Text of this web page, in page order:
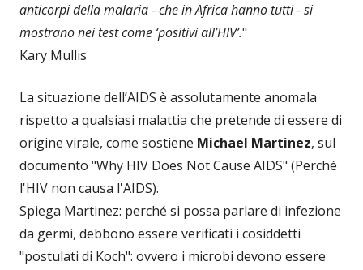
anticorpi della malaria - che in Africa hanno tutti - si
mostrano nei test come ‘positivi all’HIV’."
Kary Mullis
La situazione dell’AIDS è assolutamente anomala
rispetto a qualsiasi malattia che pretende di essere di
origine virale, come sostiene Michael Martinez, sul
documento "Why HIV Does Not Cause AIDS" (Perché
l'HIV non causa l'AIDS).
Spiega Martinez: perché si possa parlare di infezione
da germi, debbono essere verificati i cosiddetti
"postulati di Koch": ovvero i microbi devono essere